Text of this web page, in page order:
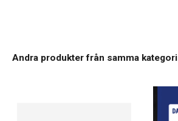
Andra produkter från samma kategori